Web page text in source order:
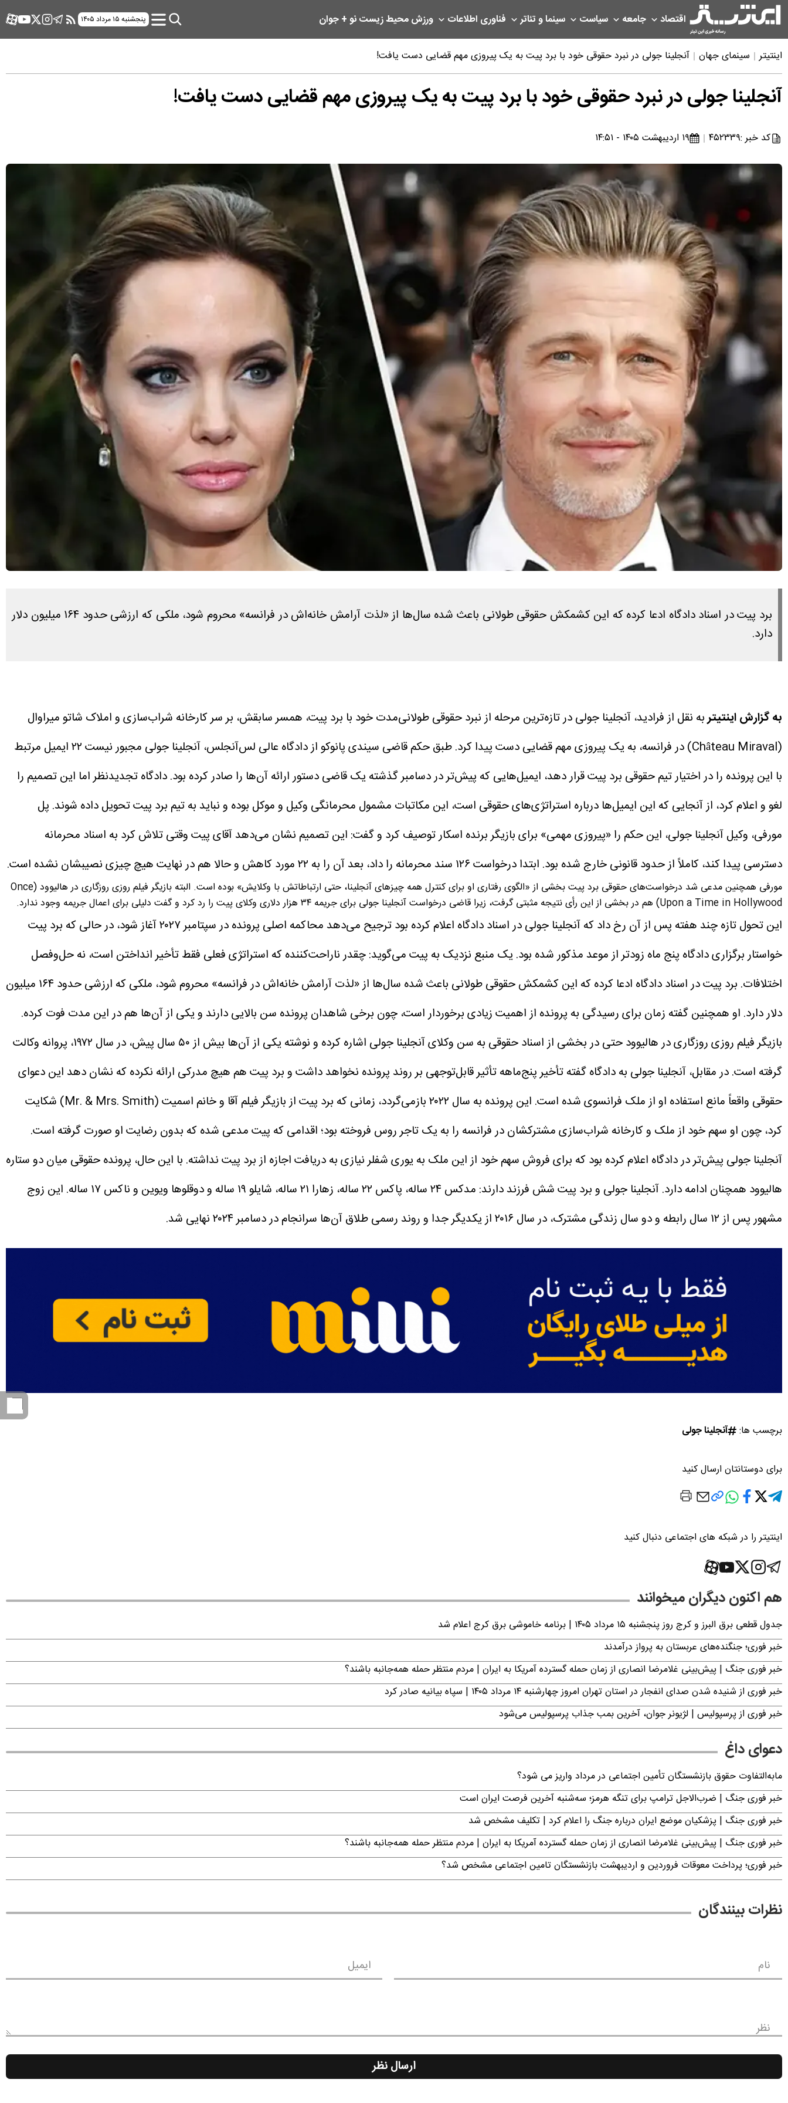
اقتصاد جامعه سیاست سینما و تئاتر فناوری اطلاعات ورزشمحیط زیستنو + جوان پنجشنبه ۱۵ مرداد ۱۴۰۵
اینتیتر سینمای جهان آنجلینا جولی در نبرد حقوقی خود با برد پیت به یک پیروزی مهم قضایی دست یافت!
آنجلینا جولی در نبرد حقوقی خود با برد پیت به یک پیروزی مهم قضایی دست یافت!
کد خبر :۴۵۲۳۳۹ ۱۹ اردیبهشت ۱۴۰۵ - ۱۴:۵۱
برد پیت در اسناد دادگاه ادعا کرده که این کشمکش حقوقی طولانی باعث شده سال‌ها از «لذت آرامش خانه‌اش در فرانسه» محروم شود، ملکی که ارزشی حدود ۱۶۴ میلیون دلار
دارد.
به گزارش اینتیتربه نقل از فرادید، آنجلینا جولی در تازه‌ترین مرحله از نبرد حقوقی طولانی‌مدت خود با برد پیت، همسر سابقش، بر سر کارخانه شراب‌سازی و املاک شاتو میراوال
(Château Miraval) در فرانسه، به یک پیروزی مهم قضایی دست پیدا کرد.
طبق حکم قاضی سیندی پانوکو از دادگاه عالی لس‌آنجلس، آنجلینا جولی مجبور نیست ۲۲ ایمیل مرتبط
با این پرونده را در اختیار تیم حقوقی برد پیت قرار دهد، ایمیل‌هایی که پیش‌تر در دسامبر گذشته یک قاضی دستور ارائه آن‌ها را صادر کرده بود. دادگاه تجدیدنظر اما این تصمیم را
لغو و اعلام کرد، از آنجایی که این ایمیل‌ها درباره استراتژی‌های حقوقی است، این مکاتبات مشمول محرمانگی وکیل و موکل بوده و نباید به تیم برد پیت تحویل داده شوند. پل
مورفی، وکیل آنجلینا جولی، این حکم را «پیروزی مهمی» برای بازیگر برنده اسکار توصیف کرد و گفت: این تصمیم نشان می‌دهد آقای پیت وقتی تلاش کرد به اسناد محرمانه
دسترسی پیدا کند، کاملاً از حدود قانونی خارج شده بود. ابتدا درخواست ۱۲۶ سند محرمانه را داد، بعد آن را به ۲۲ مورد کاهش و حالا هم در نهایت هیچ چیزی نصیبشان نشده است.
مورفی همچنین مدعی شد درخواست‌های حقوقی برد پیت بخشی از «الگوی رفتاری او برای کنترل همه چیزهای آنجلینا، حتی ارتباطاتش با وکلایش» بوده است. البته بازیگر فیلم روزی روزگاری در هالیوود (Once
Upon a Time in Hollywood) هم در بخشی از این رأی نتیجه مثبتی گرفت، زیرا قاضی درخواست آنجلینا جولی برای جریمه ۳۴ هزار دلاری وکلای پیت را رد کرد و گفت دلیلی برای اعمال جریمه وجود ندارد.
این تحول تازه چند هفته پس از آن رخ داد که آنجلینا جولی در اسناد دادگاه اعلام کرده بود ترجیح می‌دهد محاکمه اصلی پرونده در سپتامبر ۲۰۲۷ آغاز شود، در حالی که برد پیت
خواستار برگزاری دادگاه پنج ماه زودتر از موعد مذکور شده بود. یک منبع نزدیک به پیت می‌گوید:چقدر ناراحت‌کننده که استراتژی فعلی فقط تأخیر انداختن است، نه حل‌وفصل
اختلافات.
برد پیت در اسناد دادگاه ادعا کرده که این کشمکش حقوقی طولانی باعث شده سال‌ها از «لذت آرامش خانه‌اش در فرانسه» محروم شود، ملکی که ارزشی حدود ۱۶۴ میلیون
دلار دارد. او همچنین گفته زمان برای رسیدگی به پرونده از اهمیت زیادی برخوردار است، چون برخی شاهدان پرونده سن بالایی دارند و یکی از آن‌ها هم در این مدت فوت کرده.
بازیگر فیلم روزی روزگاری در هالیوود حتی در بخشی از اسناد حقوقی به سن وکلای آنجلینا جولی اشاره کرده و نوشته یکی از آن‌ها بیش از ۵۰ سال پیش، در سال ۱۹۷۲، پروانه وکالت
گرفته است. در مقابل، آنجلینا جولی به دادگاه گفته تأخیر پنج‌ماهه تأثیر قابل‌توجهی بر روند پرونده نخواهد داشت و برد پیت هم هیچ مدرکی ارائه نکرده که نشان دهد این دعوای
حقوقی واقعاً مانع استفاده او از ملک فرانسوی شده است.
این پرونده به سال ۲۰۲۲ بازمی‌گردد، زمانی که برد پیت از بازیگر فیلم آقا و خانم اسمیت (Mr. & Mrs. Smith) شکایت
کرد، چون او سهم خود از ملک و کارخانه شراب‌سازی مشترکشان در فرانسه را به یک تاجر روس فروخته بود؛ اقدامی که پیت مدعی شده که بدون رضایت او صورت گرفته است.
آنجلینا جولی پیش‌تر در دادگاه اعلام کرده بود که برای فروش سهم خود از این ملک به یوری شفلر نیازی به دریافت اجازه از برد پیت نداشته. با این حال، پرونده حقوقی میان دو ستاره
هالیوود همچنان ادامه دارد. آنجلینا جولی و برد پیت شش فرزند دارند: مدکس ۲۴ ساله، پاکس ۲۲ ساله، زهارا ۲۱ ساله، شایلو ۱۹ ساله و دوقلوها ویوین و ناکس ۱۷ ساله.
این زوج
مشهور پس از ۱۲ سال رابطه و دو سال زندگی مشترک، در سال ۲۰۱۶ از یکدیگر جدا و روند رسمی طلاق آن‌ها سرانجام در دسامبر ۲۰۲۴ نهایی شد.
برچسب ها: آنجلینا جولی
برای دوستانتان ارسال کنید
اینتیتر را در شبکه های اجتماعی دنبال کنید
هم اکنون دیگران میخوانند
جدول قطعی برق البرز و کرج روز پنجشنبه ۱۵ مرداد ۱۴۰۵ | برنامه خاموشی برق کرج اعلام شد
خبر فوری؛ جنگنده‌های عربستان به پرواز درآمدند
خبر فوری جنگ | پیش‌بینی غلامرضا انصاری از زمان حمله گسترده آمریکا به ایران | مردم منتظر حمله همه‌جانبه باشند؟
خبر فوری از شنیده شدن صدای انفجار در استان تهران امروز چهارشنبه ۱۴ مرداد ۱۴۰۵ | سپاه بیانیه صادر کرد
خبر فوری از پرسپولیس | لژیونر جوان، آخرین بمب جذاب پرسپولیس می‌شود
دعوای داغ
مابه‌التفاوت حقوق بازنشستگان تأمین اجتماعی در مرداد واریز می شود؟
خبر فوری جنگ | ضرب‌الاجل ترامپ برای تنگه هرمز؛ سه‌شنبه آخرین فرصت ایران است
خبر فوری جنگ | پزشکیان موضع ایران درباره جنگ را اعلام کرد | تکلیف مشخص شد
خبر فوری جنگ | پیش‌بینی غلامرضا انصاری از زمان حمله گسترده آمریکا به ایران | مردم منتظر حمله همه‌جانبه باشند؟
خبر فوری؛ پرداخت معوقات فروردین و اردیبهشت بازنشستگان تامین اجتماعی مشخص شد؟
نظرات بینندگان
نام ایمیل
نظر
ارسال نظر